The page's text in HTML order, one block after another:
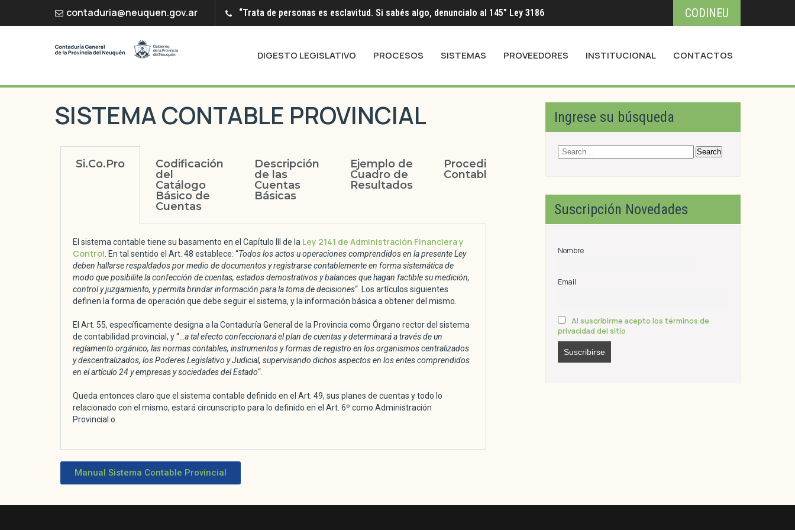
contaduria@neuquen.gov.ar “Trata de personas es esclavitud. Si sabés algo, denuncialo al 145” Ley 3186 CODINEU
DIGESTO LEGISLATIVO PROCESOS SISTEMAS PROVEEDORES INSTITUCIONAL CONTACTOS
SISTEMA CONTABLE PROVINCIAL
Si.Co.Pro
Codificación
del
Catálogo
Básico de
Cuentas
Descripción
de las
Cuentas
Básicas
Ejemplo de
Cuadro de
Resultados
Procedimientos
Contables
El sistema contable tiene su basamento en el Capítulo III de la Ley 2141 de Administración Financiera y
Control . En tal sentido el Art. 48 establece: “Todos los actos u operaciones comprendidos en la presente Ley
deben hallarse respaldados por medio de documentos y registrarse contablemente en forma sistemática de
modo que posibilite la confección de cuentas, estados demostrativos y balances que hagan factible su medición,
control y juzgamiento, y permita brindar información para la toma de decisiones“. Los artículos siguientes
definen la forma de operación que debe seguir el sistema, y la información básica a obtener del mismo.
El Art. 55, específicamente designa a la Contaduría General de la Provincia como Órgano rector del sistema
de contabilidad provincial, y “… a tal efecto confeccionará el plan de cuentas y determinará a través de un
reglamento orgánico, las normas contables, instrumentos y formas de registro en los organismos centralizados
y descentralizados, los Poderes Legislativo y Judicial, supervisando dichos aspectos en los entes comprendidos
en el artículo 24 y empresas y sociedades del Estado“.
Queda entonces claro que el sistema contable definido en el Art. 49, sus planes de cuentas y todo lo
relacionado con el mismo, estará circunscripto para lo definido en el Art. 6º como Administración
Provincial.o.
Manual Sistema Contable Provincial
Ingrese su búsqueda
Suscripción Novedades
Nombre
Email
Al suscribirme acepto los términos de
privacidad del sitio